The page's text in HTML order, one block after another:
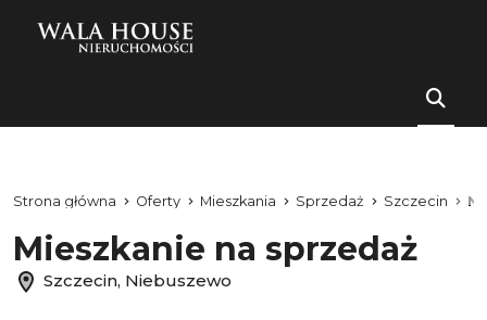
Strona główna Oferty Mieszkania Sprzedaż Szczecin
Mieszkanie na sprzedaż
Szczecin, Niebuszewo